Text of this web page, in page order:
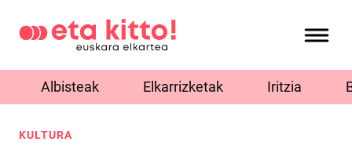
Albisteak Elkarrizketak Iritzia
KULTURA